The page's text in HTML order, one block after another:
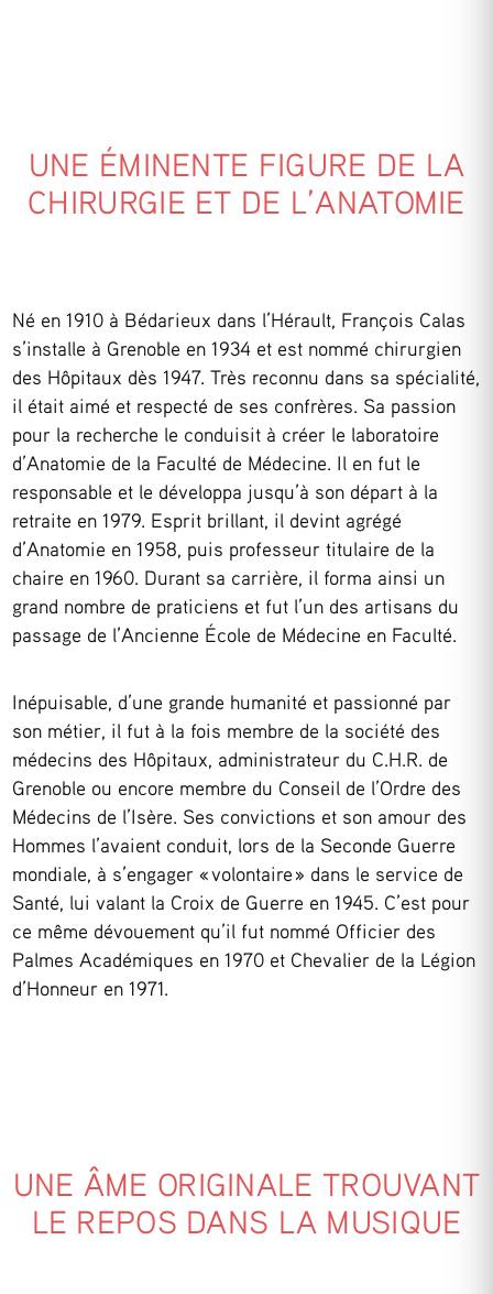
UNE ÉMINENTE FIGURE DE LA
CHIRURGIE ET DE L’ANATOMIE
Né en 1910 à Bédarieux dans l’Hérault, François Calas
s’installe à Grenoble en 1934 et est nommé chirurgien
des Hôpitaux dès 1947. Très reconnu dans sa spécialité,
il était aimé et respecté de ses confrères. Sa passion
pour la recherche le conduisit à créer le laboratoire
d’Anatomie de la Faculté de Médecine. Il en fut le
responsable et le développa jusqu’à son départ à la
retraite en 1979. Esprit brillant, il devint agrégé
d’Anatomie en 1958, puis professeur titulaire de la
chaire en 1960. Durant sa carrière, il forma ainsi un
grand nombre de praticiens et fut l’un des artisans du
passage de l’Ancienne École de Médecine en Faculté.
Inépuisable, d’une grande humanité et passionné par
son métier, il fut à la fois membre de la société des
médecins des Hôpitaux, administrateur du C.H.R. de
Grenoble ou encore membre du Conseil de l’Ordre des
Médecins de l’Isère. Ses convictions et son amour des
Hommes l’avaient conduit, lors de la Seconde Guerre
mondiale, à s’engager « volontaire » dans le service de
Santé, lui valant la Croix de Guerre en 1945. C’est pour
ce même dévouement qu’il fut nommé Officier des
Palmes Académiques en 1970 et Chevalier de la Légion
d’Honneur en 1971.
UNE ÂME ORIGINALE TROUVANT
LE REPOS DANS LA MUSIQUE